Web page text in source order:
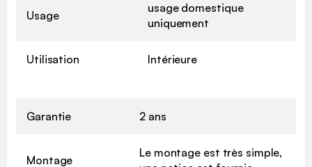
Usage
usage domestique
uniquement
Utilisation Intérieure
Garantie 2 ans
Montage
Le montage est très simple,